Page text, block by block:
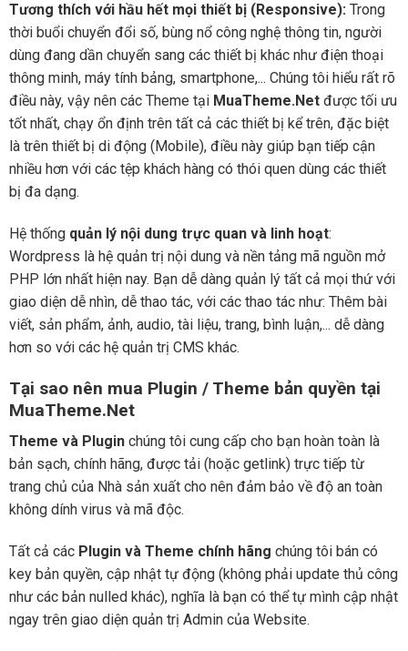
Tương thích với hầu hết mọi thiết bị (Responsive): Trong
thời buổi chuyển đổi số, bùng nổ công nghệ thông tin, người
dùng đang dần chuyển sang các thiết bị khác như điện thoại
thông minh, máy tính bảng, smartphone,... Chúng tôi hiểu rất rõ
điều này, vậy nên các Theme tại MuaTheme.Net được tối ưu
tốt nhất, chạy ổn định trên tất cả các thiết bị kể trên, đặc biệt
là trên thiết bị di động (Mobile), điều này giúp bạn tiếp cận
nhiều hơn với các tệp khách hàng có thói quen dùng các thiết
bị đa dạng.
Hệ thống quản lý nội dung trực quan và linh hoạt:
Wordpress là hệ quản trị nội dung và nền tảng mã nguồn mở
PHP lớn nhất hiện nay. Bạn dễ dàng quản lý tất cả mọi thứ với
giao diện dễ nhìn, dễ thao tác, với các thao tác như: Thêm bài
viết, sản phẩm, ảnh, audio, tài liệu, trang, bình luận,... dễ dàng
hơn so với các hệ quản trị CMS khác.
Tại sao nên mua Plugin / Theme bản quyền tại
MuaTheme.Net
Theme và Plugin chúng tôi cung cấp cho bạn hoàn toàn là
bản sạch, chính hãng, được tải (hoặc getlink) trực tiếp từ
trang chủ của Nhà sản xuất cho nên đảm bảo về độ an toàn
không dính virus và mã độc.
Tất cả các Plugin và Theme chính hãng chúng tôi bán có
key bản quyền, cập nhật tự động (không phải update thủ công
như các bản nulled khác), nghĩa là bạn có thể tự mình cập nhật
ngay trên giao diện quản trị Admin của Website.